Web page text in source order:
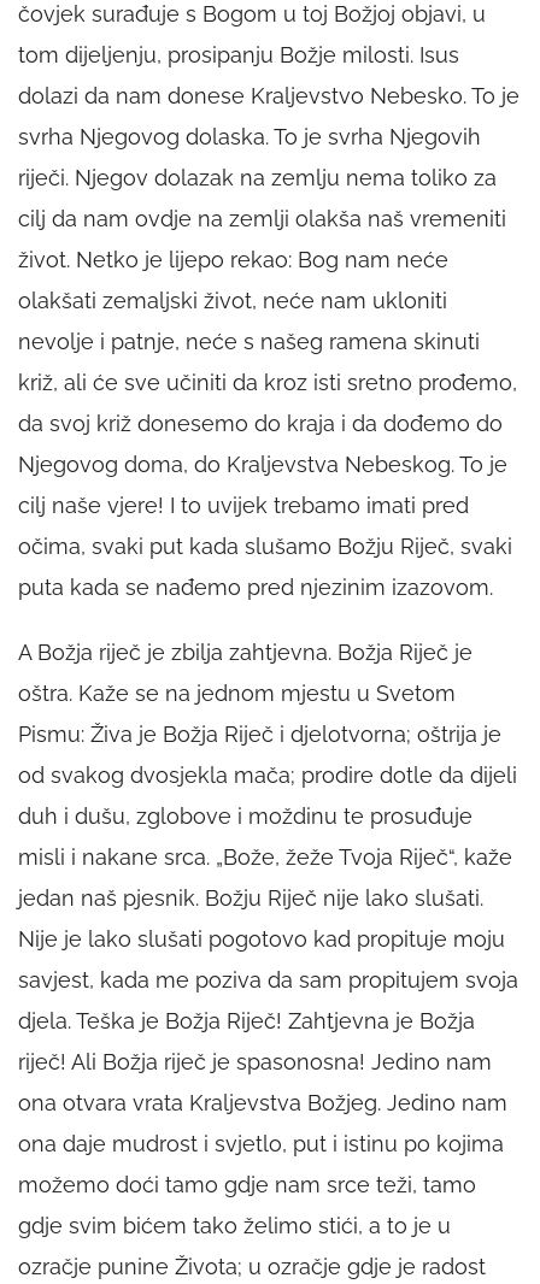
čovjek surađuje s Bogom u toj Božjoj objavi, u
tom dijeljenju, prosipanju Božje milosti. Isus
dolazi da nam donese Kraljevstvo Nebesko. To je
svrha Njegovog dolaska. To je svrha Njegovih
riječi. Njegov dolazak na zemlju nema toliko za
cilj da nam ovdje na zemlji olakša naš vremeniti
život. Netko je lijepo rekao: Bog nam neće
olakšati zemaljski život, neće nam ukloniti
nevolje i patnje, neće s našeg ramena skinuti
križ, ali će sve učiniti da kroz isti sretno prođemo,
da svoj križ donesemo do kraja i da dođemo do
Njegovog doma, do Kraljevstva Nebeskog. To je
cilj naše vjere! I to uvijek trebamo imati pred
očima, svaki put kada slušamo Božju Riječ, svaki
puta kada se nađemo pred njezinim izazovom.
A Božja riječ je zbilja zahtjevna. Božja Riječ je
oštra. Kaže se na jednom mjestu u Svetom
Pismu: Živa je Božja Riječ i djelotvorna; oštrija je
od svakog dvosjekla mača; prodire dotle da dijeli
duh i dušu, zglobove i moždinu te prosuđuje
misli i nakane srca. „Bože, žeže Tvoja Riječ“, kaže
jedan naš pjesnik. Božju Riječ nije lako slušati.
Nije je lako slušati pogotovo kad propituje moju
savjest, kada me poziva da sam propitujem svoja
djela. Teška je Božja Riječ! Zahtjevna je Božja
riječ! Ali Božja riječ je spasonosna! Jedino nam
ona otvara vrata Kraljevstva Božjeg. Jedino nam
ona daje mudrost i svjetlo, put i istinu po kojima
možemo doći tamo gdje nam srce teži, tamo
gdje svim bićem tako želimo stići, a to je u
ozračje punine Života; u ozračje gdje je radost